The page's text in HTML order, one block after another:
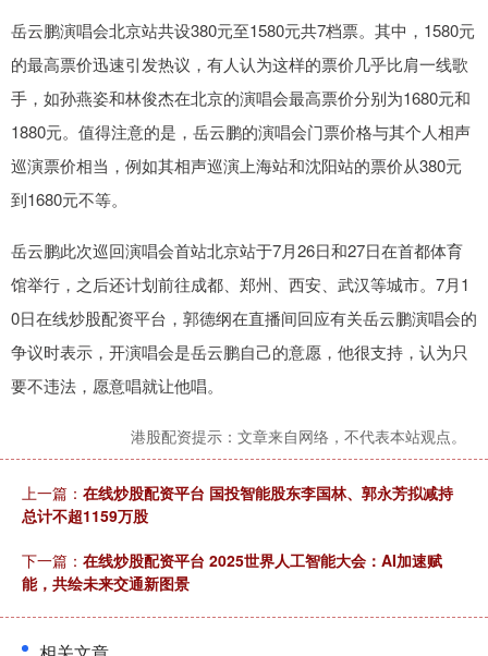
岳云鹏演唱会北京站共设380元至1580元共7档票。其中，1580元
的最高票价迅速引发热议，有人认为这样的票价几乎比肩一线歌
手，如孙燕姿和林俊杰在北京的演唱会最高票价分别为1680元和
1880元。值得注意的是，岳云鹏的演唱会门票价格与其个人相声
巡演票价相当，例如其相声巡演上海站和沈阳站的票价从380元
到1680元不等。
岳云鹏此次巡回演唱会首站北京站于7月26日和27日在首都体育
馆举行，之后还计划前往成都、郑州、西安、武汉等城市。7月1
0日在线炒股配资平台，郭德纲在直播间回应有关岳云鹏演唱会的
争议时表示，开演唱会是岳云鹏自己的意愿，他很支持，认为只
要不违法，愿意唱就让他唱。
港股配资提示：文章来自网络，不代表本站观点。
上一篇： 在线炒股配资平台 国投智能股东李国林、郭永芳拟减持
总计不超1159万股
下一篇： 在线炒股配资平台 2025世界人工智能大会：AI加速赋
能，共绘未来交通新图景